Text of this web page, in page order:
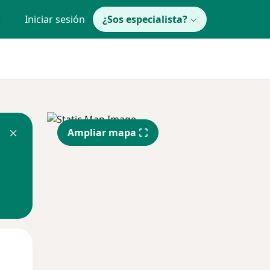
Iniciar sesión ¿Sos especialista?
Ampliar mapa